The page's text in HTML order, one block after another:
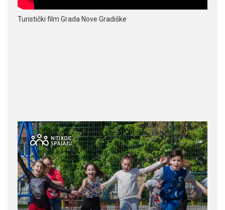
Turistički film Grada Nove Gradiške